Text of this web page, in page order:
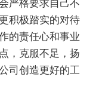
严格要求自己不
积极踏实的对待
的责任心和事业
，克服不足，扬
司创造更好的工